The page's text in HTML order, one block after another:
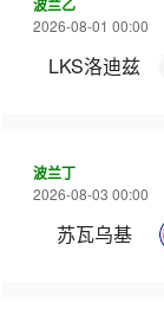
波兰乙
2026-08-01 00:00
LKS洛迪兹
波兰丁
2026-08-03 00:00
苏瓦乌基